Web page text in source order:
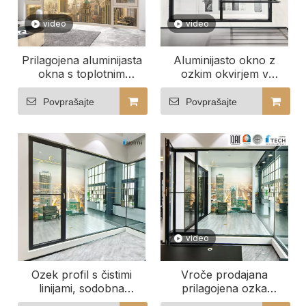
video
Prilagojena aluminijasta
okna s toplotnim
mostom, ki se odlično
prilegajo vašemu
prostoru
Povprašajte
video
Aluminijasto okno z
ozkim okvirjem v
minimalističnem in
modernem slogu
Povprašajte
Ozek profil s čistimi
linijami, sodobna
aluminijasta okna z
video
Vroče prodajana
prilagojena ozka
aluminijasta okna,